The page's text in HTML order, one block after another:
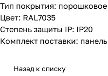
Тип покрытия:
Цвет: RAL7035
Степень защиты IP: IP20
Комплект поставки:
Назад к списку